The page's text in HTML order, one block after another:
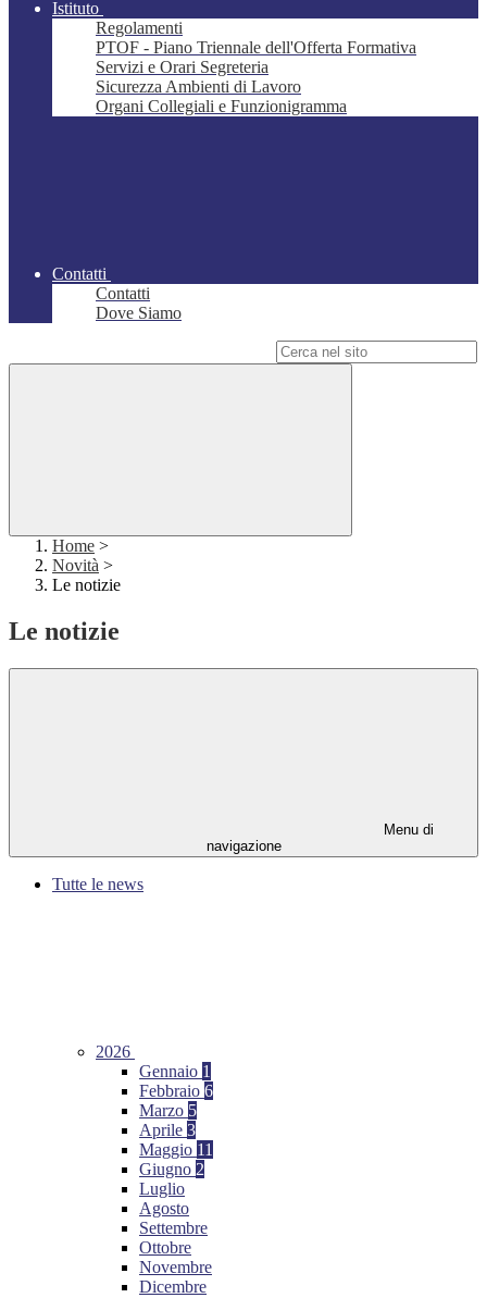
Istituto
Regolamenti
PTOF - Piano Triennale dell'Offerta Formativa
Servizi e Orari Segreteria
Sicurezza Ambienti di Lavoro
Organi Collegiali e Funzionigramma
Contatti
Contatti
Dove Siamo
Home >
Novità >
Le notizie
Le notizie
Menu di
navigazione
Tutte le news
2026
Gennaio 1
Febbraio 6
Marzo 5
Aprile 3
Maggio 11
Giugno 2
Luglio
Agosto
Settembre
Ottobre
Novembre
Dicembre